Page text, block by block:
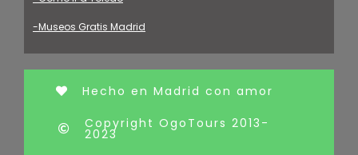
-Museos Gratis Madrid
Hecho en Madrid con amor
Copyright OgoTours 2013-
2023